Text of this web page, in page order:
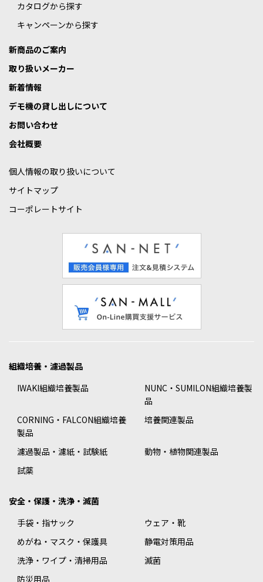
カタログから探す
キャンペーンから探す
新商品のご案内
取り扱いメーカー
新着情報
デモ機の貸し出しについて
お問い合わせ
会社概要
個人情報の取り扱いについて
サイトマップ
コーポレートサイト
組織培養・濾過製品
IWAKI組織培養製品
NUNC・SUMILON組織培養製
品
CORNING・FALCON組織培養
製品
培養関連製品
濾過製品・濾紙・試験紙
動物・植物関連製品
試薬
安全・保護・洗浄・滅菌
手袋・指サック
ウェア・靴
めがね・マスク・保護具
静電対策用品
洗浄・ワイプ・清掃用品
滅菌
防災用品